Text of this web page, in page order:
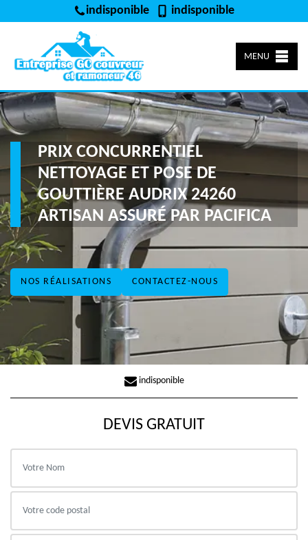
indisponible indisponible
MENU
NOS RÉALISATIONS CONTACTEZ-NOUS
PRIX CONCURRENTIEL
NETTOYAGE ET POSE DE
GOUTTIÈRE AUDRIX 24260
ARTISAN ASSURÉ PAR PACIFICA
indisponible
DEVIS GRATUIT